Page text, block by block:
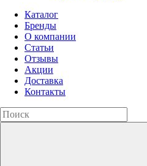
Каталог
Бренды
О компании
Статьи
Отзывы
Акции
Доставка
Контакты